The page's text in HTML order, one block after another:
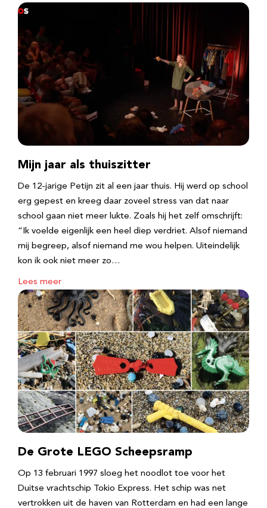
Mijn jaar als thuiszitter
De 12-jarige Petijn zit al een jaar thuis. Hij werd op school
erg gepest en kreeg daar zoveel stress van dat naar
school gaan niet meer lukte. Zoals hij het zelf omschrijft:
“Ik voelde eigenlijk een heel diep verdriet. Alsof niemand
mij begreep, alsof niemand me wou helpen. Uiteindelijk
kon ik ook niet meer zo…
Lees meer
De Grote LEGO Scheepsramp
Op 13 februari 1997 sloeg het noodlot toe voor het
Duitse vrachtschip Tokio Express. Het schip was net
vertrokken uit de haven van Rotterdam en had een lange